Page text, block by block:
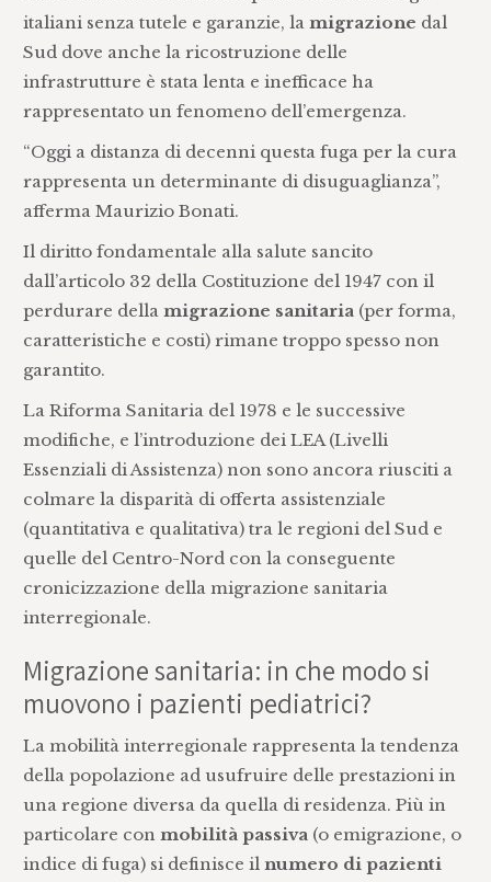
italiani senza tutele e garanzie, lamigrazione dal
Sud dove anche la ricostruzione delle
infrastrutture è stata lenta e inefficace ha
rappresentato un fenomeno dell’emergenza.
“Oggi a distanza di decenni questa fuga per la cura
rappresenta un determinante di disuguaglianza”,
afferma Maurizio Bonati.
Il diritto fondamentale alla salute sancito
dall’articolo 32 della Costituzione del 1947 con il
perdurare dellamigrazione sanitaria (per forma,
caratteristiche e costi) rimane troppo spesso non
garantito.
La Riforma Sanitaria del 1978 e le successive
modifiche, e l’introduzione dei LEA (Livelli
Essenziali di Assistenza) non sono ancora riusciti a
colmare la disparità di offerta assistenziale
(quantitativa e qualitativa) tra le regioni del Sud e
quelle del Centro-Nord con la conseguente
cronicizzazione della migrazione sanitaria
interregionale.
Migrazione sanitaria: in che modo si
muovono i pazienti pediatrici?
La mobilità interregionale rappresenta la tendenza
della popolazione ad usufruire delle prestazioni in
una regione diversa da quella di residenza. Più in
particolare conmobilità passiva (o emigrazione, o
indice di fuga) si definisce ilnumero di pazienti